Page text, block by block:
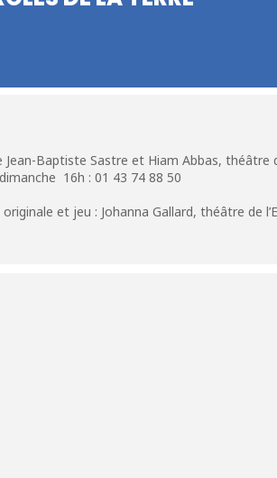
Jean-Baptiste Sastre et Hiam Abbas, théâtre
16h : 01 43 74 88 50
et jeu : Johanna Gallard, théâtre de